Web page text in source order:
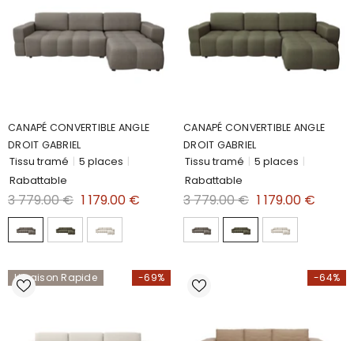
CANAPÉ CONVERTIBLE ANGLE
DROIT GABRIEL
Tissu tramé | 5 places |
Rabattable
3 779.00 € 1 179.00 €
CANAPÉ CONVERTIBLE ANGLE
DROIT GABRIEL
Tissu tramé | 5 places |
Rabattable
3 779.00 € 1 179.00 €
-69%
Livraison Rapide -64%